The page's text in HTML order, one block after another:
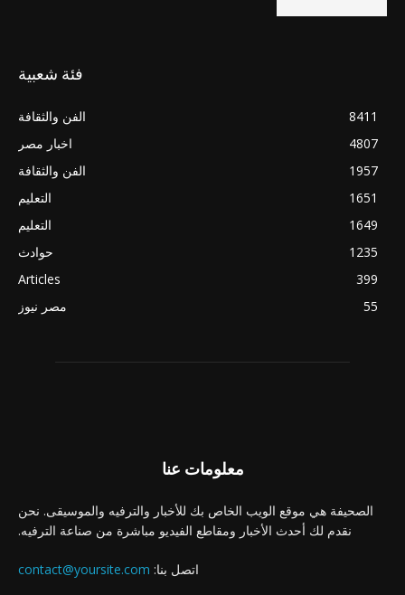
فئة شعبية
الفن والثقافة
8411
اخبار مصر
4807
الفن والثقافة
1957
التعليم
1651
التعليم
1649
حوادث
1235
Articles
399
مصر نيوز
55
معلومات عنا
الصحيفة هي موقع الويب الخاص بك للأخبار والترفيه والموسيقى. نحن
نقدم لك أحدث الأخبار ومقاطع الفيديو مباشرة من صناعة الترفيه.
اتصل بنا: contact@yoursite.com